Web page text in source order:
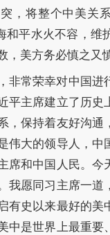
，将整个中美关
和平水火不容，维
，美方务必慎之又
非常荣幸对中国进
平主席建立了历史
，保持着友好沟通
伟大的领导人，中
席和中国人民。今
我愿同习主席一道
有史以来最好的美
中是世界上最重要